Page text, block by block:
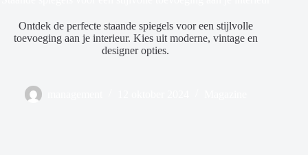
Ontdek de perfecte staande spiegels voor een stijlvolle
toevoeging aan je interieur. Kies uit moderne, vintage en
designer opties.